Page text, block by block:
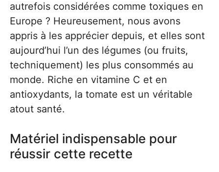
autrefois considérées comme toxiques en
Europe ? Heureusement, nous avons
appris à les apprécier depuis, et elles sont
aujourd’hui l’un des légumes (ou fruits,
techniquement) les plus consommés au
monde. Riche en vitamine C et en
antioxydants, la tomate est un véritable
atout santé.
Matériel indispensable pour
réussir cette recette